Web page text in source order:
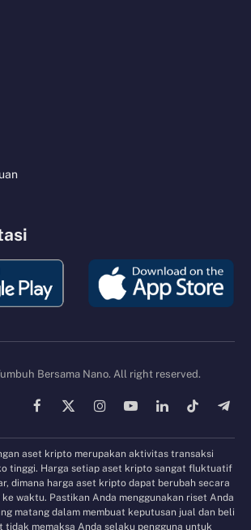
Bersama Nano. All right reserved.
Facebook
X
InstagramYouTubeLinkedInTikTok
aset kripto merupakan aktivitas transaksi
tinggi. Harga setiap aset kripto sangat fluktuatif
dimana harga aset kripto dapat berubah secara
waktu. Pastikan Anda menggunakan riset Anda
matang dalam membuat keputusan jual dan beli
tidak memaksa Anda selaku pengguna untuk